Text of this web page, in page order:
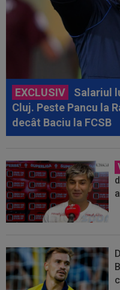
EXCLUSIV
Salariul
Cluj. Peste Pancu la
decât Baciu la FCSB